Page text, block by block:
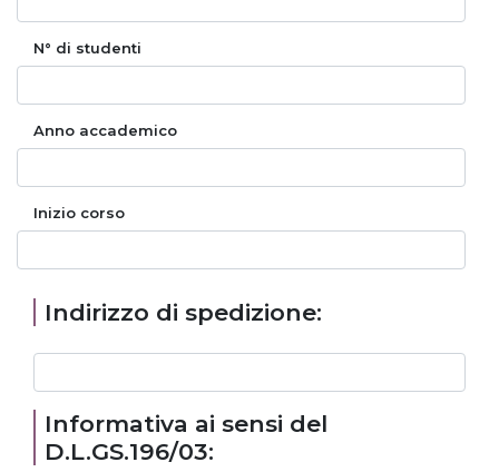
N° di studenti
Anno accademico
Inizio corso
Indirizzo di spedizione:
Informativa ai sensi del
D.L.GS.196/03: